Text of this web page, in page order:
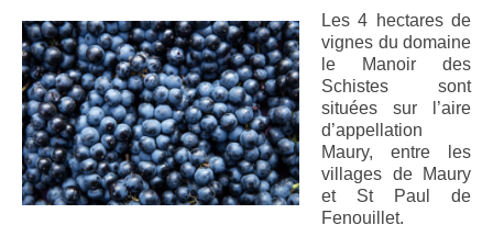
Les Schistes
L’Altitude
Un vent du Nord
Nos vins
Les 4 hectares de
vignes du domaine
le Manoir des
Schistes sont
situées sur l’aire
d’appellation
Maury, entre les
villages de Maury
et St Paul de
Fenouillet.